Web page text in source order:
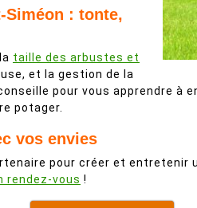
Siméon : tonte,
taille des arbustes et
et la gestion de la
pour vous apprendre à
potager.
vos envies
pour créer et entretenir
rendez-vous !